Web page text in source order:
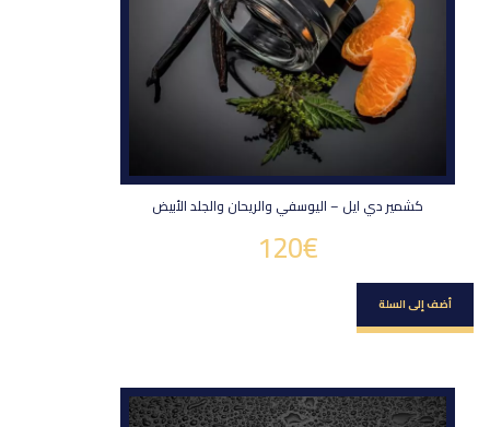
كشمير دي ايل – اليوسفي والريحان والجلد الأبيض
120€
أضف إلى السلة